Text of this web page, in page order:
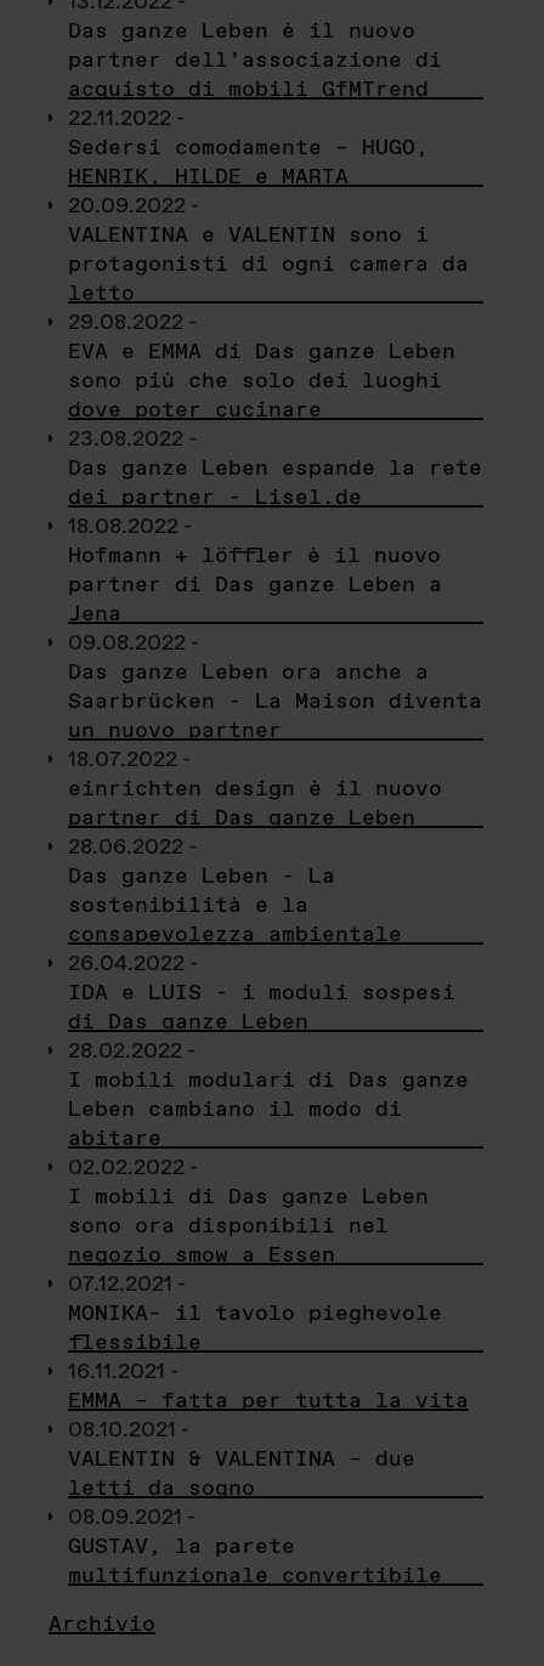
Das ganze Leben è il nuovo
partner dell’associazione di
acquisto di mobili GfMTrend
22.11.2022 -
Sedersi comodamente – HUGO,
HENRIK, HILDE e MARTA
20.09.2022 -
VALENTINA e VALENTIN sono i
protagonisti di ogni camera da
letto
29.08.2022 -
EVA e EMMA di Das ganze Leben
sono più che solo dei luoghi
dove poter cucinare
23.08.2022 -
Das ganze Leben espande la rete
dei partner - Lisel.de
18.08.2022 -
Hofmann + löffler è il nuovo
partner di Das ganze Leben a
Jena
09.08.2022 -
Das ganze Leben ora anche a
Saarbrücken - La Maison diventa
un nuovo partner
18.07.2022 -
einrichten design è il nuovo
partner di Das ganze Leben
28.06.2022 -
Das ganze Leben - La
sostenibilità e la
consapevolezza ambientale
26.04.2022 -
IDA e LUIS - i moduli sospesi
di Das ganze Leben
28.02.2022 -
I mobili modulari di Das ganze
Leben cambiano il modo di
abitare
02.02.2022 -
I mobili di Das ganze Leben
sono ora disponibili nel
negozio smow a Essen
07.12.2021 -
MONIKA– il tavolo pieghevole
flessibile
16.11.2021 -
EMMA – fatta per tutta la vita
08.10.2021 -
VALENTIN & VALENTINA – due
letti da sogno
08.09.2021 -
GUSTAV, la parete
multifunzionale convertibile
Archivio